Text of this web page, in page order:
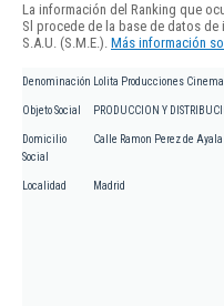
La información del Ranking que
Sl procede de la base de datos de
S.A.U. (S.M.E.). Más información
Denominación Lolita Producciones
Objeto Social PRODUCCION Y
Domicilio
Social
Calle Ramon Perez de Ayala
Localidad Madrid